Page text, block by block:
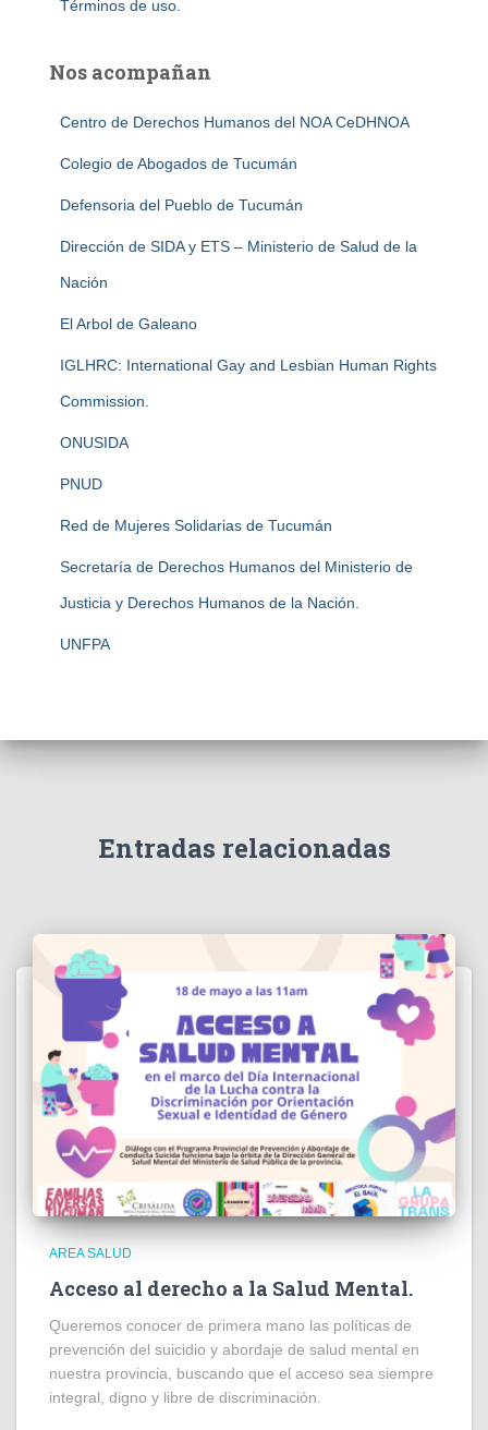
Términos de uso.
Nos acompañan
Centro de Derechos Humanos del NOA CeDHNOA
Colegio de Abogados de Tucumán
Defensoria del Pueblo de Tucumán
Dirección de SIDA y ETS – Ministerio de Salud de la
Nación
El Arbol de Galeano
IGLHRC: International Gay and Lesbian Human Rights
Commission.
ONUSIDA
PNUD
Red de Mujeres Solidarias de Tucumán
Secretaría de Derechos Humanos del Ministerio de
Justicia y Derechos Humanos de la Nación.
UNFPA
Entradas relacionadas
AREA SALUD
Acceso al derecho a la Salud Mental.
Queremos conocer de primera mano las políticas de
prevención del suicidio y abordaje de salud mental en
nuestra provincia, buscando que el acceso sea siempre
integral, digno y libre de discriminación.